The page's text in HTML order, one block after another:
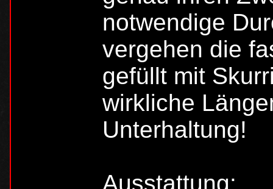
notwendige
vergehen die
gefüllt mit
wirkliche
Unterhaltung!
Ausstattung: